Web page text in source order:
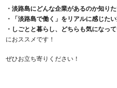
・淡路島にどんな企業があるのか知り
・「淡路島で働く」をリアルに感じた
・しごとと暮らし、どちらも気になっ
におススメです！
ぜひお立ち寄りください！